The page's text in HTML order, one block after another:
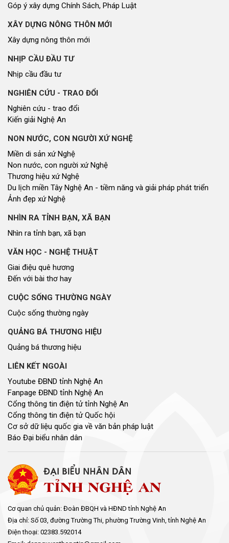
Góp ý xây dựng Chính Sách, Pháp Luật
XÂY DỰNG NÔNG THÔN MỚI
Xây dựng nông thôn mới
NHỊP CẦU ĐẦU TƯ
Nhịp cầu đầu tư
NGHIÊN CỨU - TRAO ĐỔI
Nghiên cứu - trao đổi
Kiến giải Nghệ An
NON NƯỚC, CON NGƯỜI XỨ NGHỆ
Miền di sản xứ Nghệ
Non nước, con người xứ Nghệ
Thương hiệu xứ Nghệ
Du lịch miền Tây Nghệ An - tiềm năng và giải pháp phát triển
Ảnh đẹp xứ Nghệ
NHÌN RA TỈNH BẠN, XÃ BẠN
Nhìn ra tỉnh bạn, xã bạn
VĂN HỌC - NGHỆ THUẬT
Giai điệu quê hương
Đến với bài thơ hay
CUỘC SỐNG THƯỜNG NGÀY
Cuộc sống thường ngày
QUẢNG BÁ THƯƠNG HIỆU
Quảng bá thương hiệu
LIÊN KẾT NGOÀI
Youtube ĐBND tỉnh Nghệ An
Fanpage ĐBND tỉnh Nghệ An
Cổng thông tin điện tử tỉnh Nghệ An
Cổng thông tin điện tử Quốc hội
Cơ sở dữ liệu quốc gia về văn bản pháp luật
Báo Đại biểu nhân dân
Cơ quan chủ quản: Đoàn ĐBQH và HĐND tỉnh Nghệ An
Địa chỉ: Số 03, đường Trường Thi, phường Trường Vinh, tỉnh Nghệ An
Điện thoại: 02383.592014